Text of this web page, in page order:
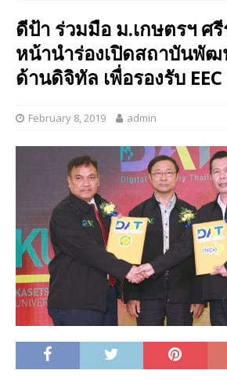
ดีป้า ร่วมมือ ม.เกษตรฯ ศ
หน้านำร่องเปิดสถาบันพั
ด้านดิจิทัล เพื่อรองรับ EEC
February 8, 2019 admin